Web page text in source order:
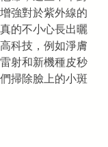
強對於紫外線的
的不小心長出曬
科技，例如淨膚
射和新機種皮秒
掃除臉上的小斑